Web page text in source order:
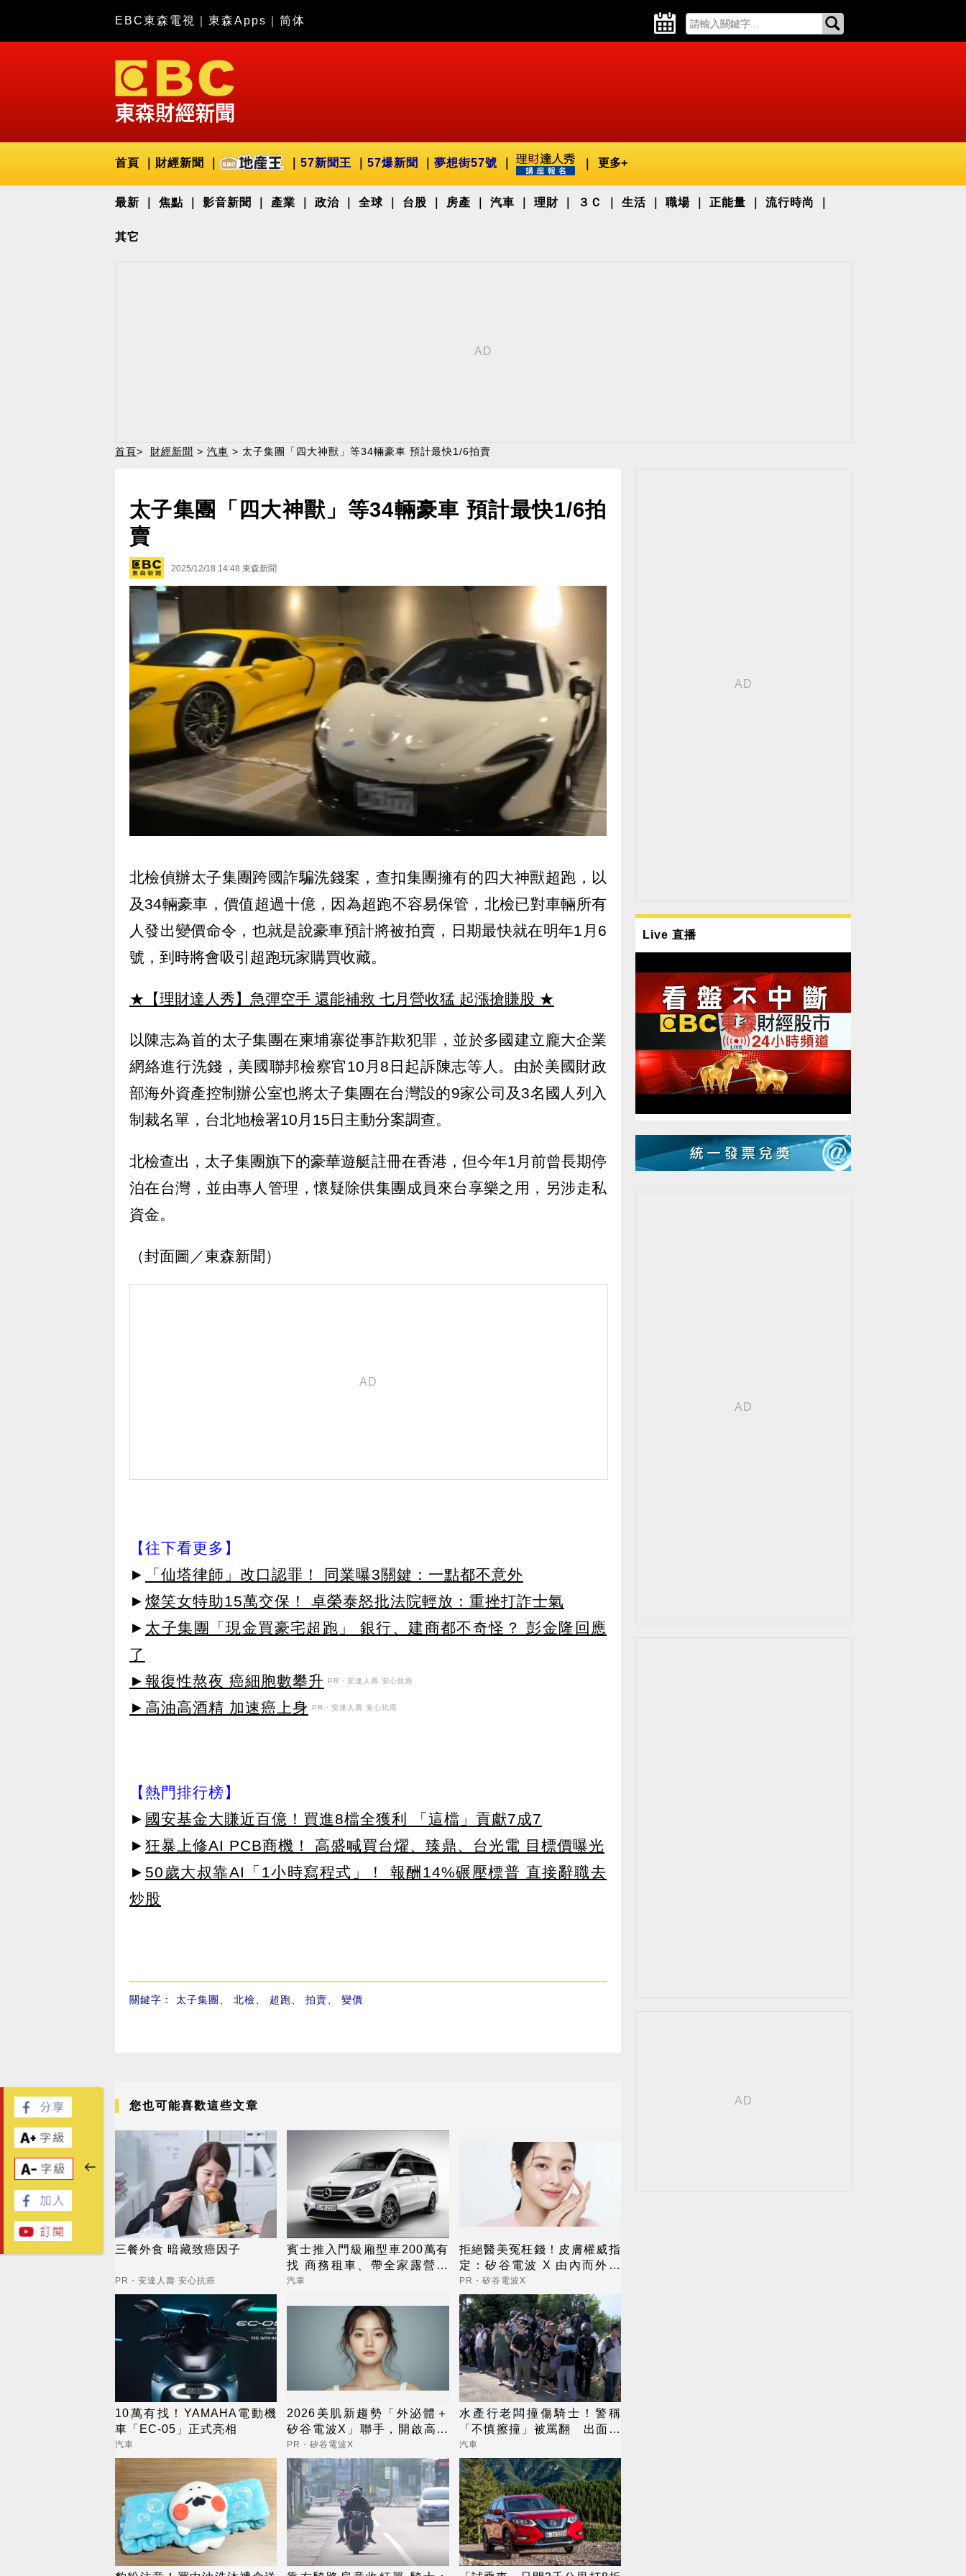
EBC東森電視 東森Apps 简体
首頁 財經新聞 57新聞王 57爆新聞 夢想街57號 更多+
最新 焦點 影音新聞 產業 政治 全球 台股 房產 汽車 理財 ３Ｃ 生活 職場 正能量 流行時尚
其它
首頁> 財經新聞 > 汽車 > 太子集團「四大神獸」等34輛豪車 預計最快1/6拍賣
太子集團「四大神獸」等34輛豪車 預計最快1/6拍
賣
2025/12/18 14:48 東森新聞
北檢偵辦太子集團跨國詐騙洗錢案，查扣集團擁有的四大神獸超跑，以
及34輛豪車，價值超過十億，因為超跑不容易保管，北檢已對車輛所有
人發出變價命令，也就是說豪車預計將被拍賣，日期最快就在明年1月6
號，到時將會吸引超跑玩家購買收藏。
★【理財達人秀】急彈空手 還能補救 七月營收猛 起漲搶賺股 ★
以陳志為首的太子集團在柬埔寨從事詐欺犯罪，並於多國建立龐大企業
網絡進行洗錢，美國聯邦檢察官10月8日起訴陳志等人。由於美國財政
部海外資產控制辦公室也將太子集團在台灣設的9家公司及3名國人列入
制裁名單，台北地檢署10月15日主動分案調查。
北檢查出，太子集團旗下的豪華遊艇註冊在香港，但今年1月前曾長期停
泊在台灣，並由專人管理，懷疑除供集團成員來台享樂之用，另涉走私
資金。
（封面圖／東森新聞）
【往下看更多】
►
「仙塔律師」改口認罪！ 同業曝3關鍵：一點都不意外
► 燦笑女特助15萬交保！ 卓榮泰怒批法院輕放：重挫打詐士氣
► 太子集團「現金買豪宅超跑」 銀行、建商都不奇怪？ 彭金隆回應
了
►報復性熬夜 癌細胞數攀升
PR・安達人壽 安心抗癌
►高油高酒精 加速癌上身 PR・安達人壽 安心抗癌
【熱門排行榜】
► 國安基金大賺近百億！買進8檔全獲利 「這檔」貢獻7成7
► 狂暴上修AI PCB商機！ 高盛喊買台燿、臻鼎、台光電 目標價曝光
► 50歲大叔靠AI「1小時寫程式」！ 報酬14%碾壓標普 直接辭職去
炒股
關鍵字： 太子集團 北檢 超跑 拍賣 變價
您也可能喜歡這些文章
三餐外食 暗藏致癌因子
PR・安達人壽 安心抗癌
賓士推入門級廂型車200萬有
找 商務租車、帶全家露營兩
相宜！
汽車
拒絕醫美冤枉錢！皮膚權威指
定：矽谷電波 X 由內而外養
出逆齡好膚質
PR・矽谷電波X
10萬有找！YAMAHA電動機
車「EC-05」正式亮相
汽車
2026美肌新趨勢「外泌體＋
矽谷電波X」聯手，開啟高階
養膚新世代
PR・矽谷電波X
水產行老闆撞傷騎士！警稱
「不慎擦撞」被罵翻 出面道
歉：是惡意逼車
汽車
Live 直播